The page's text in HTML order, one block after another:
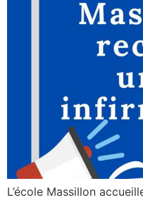
L’école Massillon